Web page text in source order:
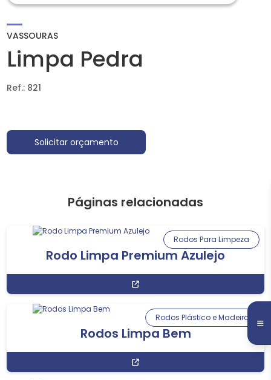
VASSOURAS
Limpa Pedra
Ref.: 821
Solicitar orçamento
Páginas relacionadas
Rodo Limpa Premium Azulejo
Rodos Para Limpeza
Rodos Limpa Bem
Rodos Plástico e Madeira